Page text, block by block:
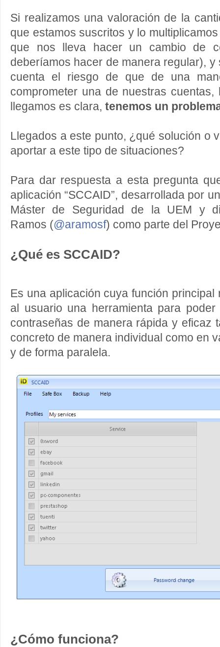
Si realizamos una valoración de la
que estamos suscritos y lo
que nos lleva hacer un cambio de
deberíamos hacer de manera regular), y
cuenta el riesgo de que de una
comprometer una de nuestras
llegamos es clara, tenemos un
Llegados a este punto, ¿qué solución o
aportar a este tipo de situaciones?
Para dar respuesta a esta pregunta
aplicación “SCCAID”, desarrollada por
Máster de Seguridad de la UEM y
Ramos (@aramosf) como parte del
¿Qué es SCCAID?
Es una aplicación cuya función
al usuario una herramienta para
contraseñas de manera rápida y eficaz
concreto de manera individual como en
y de forma paralela.
¿Cómo funciona?